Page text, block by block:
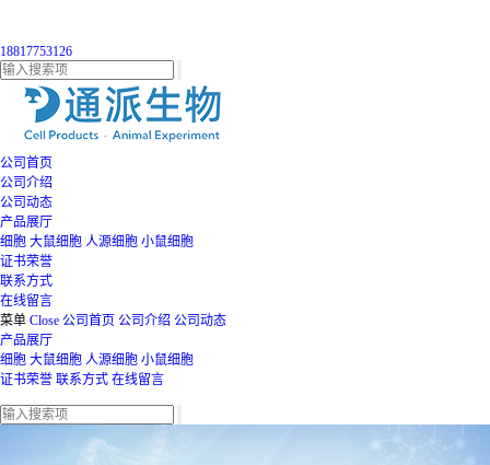
18817753126
公司首页
公司介绍
公司动态
产品展厅
细胞 大鼠细胞 人源细胞 小鼠细胞
证书荣誉
联系方式
在线留言
菜单 Close 公司首页 公司介绍 公司动态
产品展厅
细胞 大鼠细胞 人源细胞 小鼠细胞
证书荣誉 联系方式 在线留言